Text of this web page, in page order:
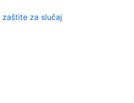
zaštite za slučaj